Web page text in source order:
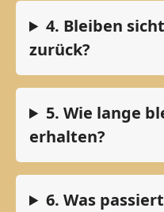
4. Bleiben
zurück?
5. Wie lange
erhalten?
6. Was